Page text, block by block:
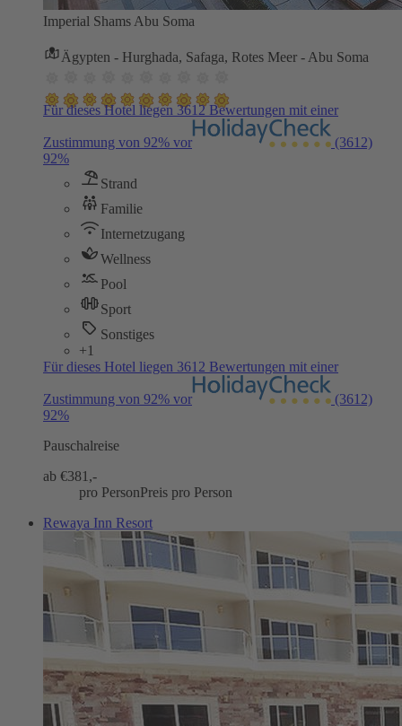
Imperial Shams Abu Soma
Ägypten - Hurghada, Safaga, Rotes Meer - Abu Soma
Für dieses Hotel liegen 3612 Bewertungen mit einer
Zustimmung von 92% vor
(3612)
92%
Strand
Familie
Internetzugang
Wellness
Pool
Sport
Sonstiges
+1
Für dieses Hotel liegen 3612 Bewertungen mit einer
Zustimmung von 92% vor
(3612)
92%
Pauschalreise
ab €381,-
pro PersonPreis pro Person
Rewaya Inn Resort